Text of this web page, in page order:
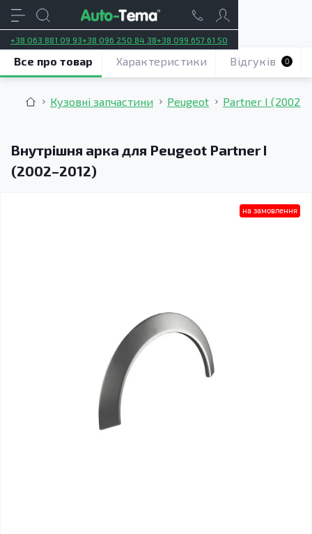
+38 063 881 09 93+38 096 250 84 38+38 099 657 61 50
Кузовні запчастини Peugeot Partner I
Внутрішня арка для Peugeot Partner I
(2002–2012)
Все про товар Характеристики Відгуків 0
на замовлення